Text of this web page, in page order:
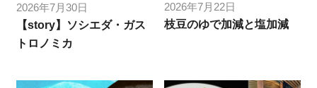
2026年7月30日
【story】ソシエダ・ガス
トロノミカ
2026年7月22日
枝豆のゆで加減と塩加減